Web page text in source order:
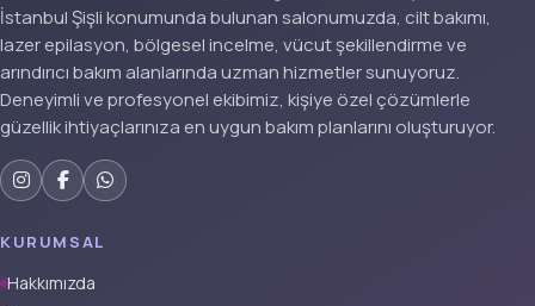
İstanbul Şişli konumunda bulunan salonumuzda, cilt bakımı,
lazer epilasyon, bölgesel incelme, vücut şekillendirme ve
arındırıcı bakım alanlarında uzman hizmetler sunuyoruz.
Deneyimli ve profesyonel ekibimiz, kişiye özel çözümlerle
güzellik ihtiyaçlarınıza en uygun bakım planlarını oluşturuyor.
KURUMSAL
Hakkımızda